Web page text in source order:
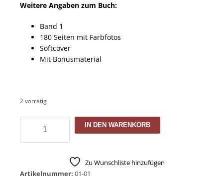
Weitere Angaben zum Buch:
Band 1
180 Seiten mit Farbfotos
Softcover
Mit Bonusmaterial
2 vorrätig
Band
IN DEN WARENKORB
Zu Wunschliste hinzufügen
Artikelnummer: 01-01